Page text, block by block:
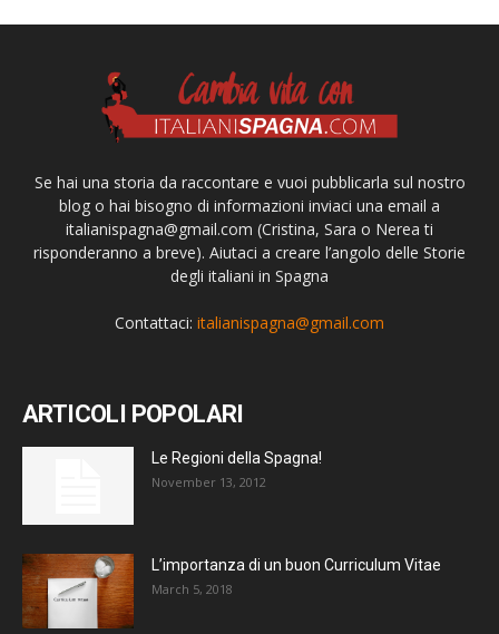
Se hai una storia da raccontare e vuoi pubblicarla sul nostro
blog o hai bisogno di informazioni inviaci una email a
italianispagna@gmail.com (Cristina, Sara o Nerea ti
risponderanno a breve). Aiutaci a creare l’angolo delle Storie
degli italiani in Spagna
Contattaci: italianispagna@gmail.com
ARTICOLI POPOLARI
Le Regioni della Spagna!
November 13, 2012
L’importanza di un buon Curriculum Vitae
March 5, 2018